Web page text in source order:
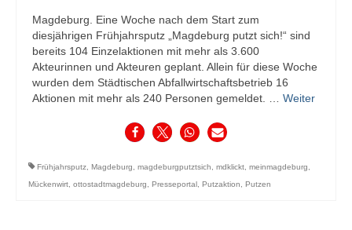
Magdeburg. Eine Woche nach dem Start zum
diesjährigen Frühjahrsputz „Magdeburg putzt sich!“ sind
bereits 104 Einzelaktionen mit mehr als 3.600
Akteurinnen und Akteuren geplant. Allein für diese Woche
wurden dem Städtischen Abfallwirtschaftsbetrieb 16
Aktionen mit mehr als 240 Personen gemeldet. … Weiter
Frühjahrsputz, Magdeburg, magdeburgputztsich, mdklickt, meinmagdeburg,
Mückenwirt, ottostadtmagdeburg, Presseportal , Putzaktion, Putzen